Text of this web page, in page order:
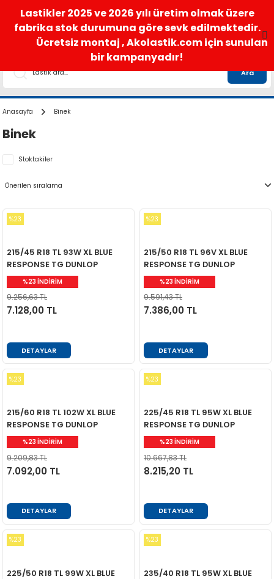
satis@akolastik.com 0 850 285 63 85
Ara
Anasayfa Binek
Binek
Stoktakiler
%23
215/45 R18 TL 93W XL BLUE
RESPONSE TG DUNLOP
%23 İNDİRİM
9.256,63 TL
7.128,00 TL
DETAYLAR
%23
215/50 R18 TL 96V XL BLUE
RESPONSE TG DUNLOP
%23 İNDİRİM
9.591,43 TL
7.386,00 TL
DETAYLAR
%23
215/60 R18 TL 102W XL BLUE
RESPONSE TG DUNLOP
%23 İNDİRİM
9.209,83 TL
7.092,00 TL
DETAYLAR
%23
225/45 R18 TL 95W XL BLUE
RESPONSE TG DUNLOP
%23 İNDİRİM
10.667,83 TL
8.215,20 TL
DETAYLAR
%23
225/50 R18 TL 99W XL BLUE
%23
235/40 R18 TL 95W XL BLUE
Lastikler 2025 ve 2026 yılı üretim olmak üzere
fabrika stok durumuna göre sevk edilmektedir.
Ücretsiz montaj , Akolastik.com için sunulan
bir kampanyadır!